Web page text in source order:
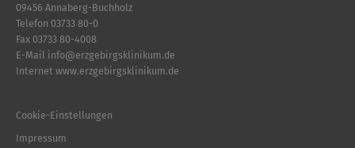
09456 Annaberg-Buchholz
Telefon 03733 80-0
Fax 03733 80-4008
E-Mail info@erzgebirgsklinikum.de
Internet www.erzgebirgsklinikum.de
Cookie-Einstellungen
Impressum